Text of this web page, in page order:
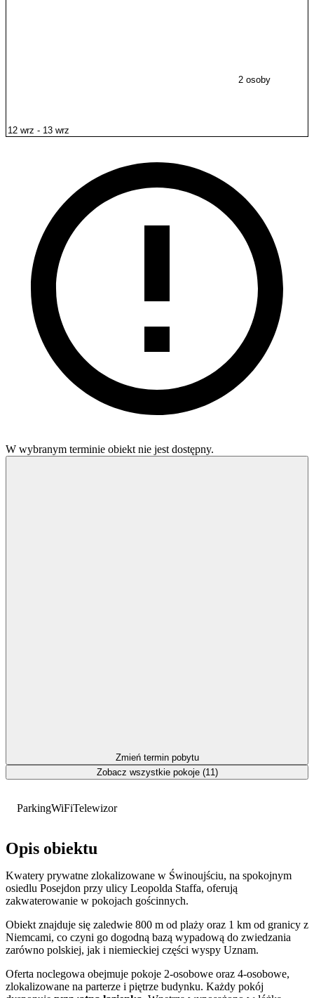
ParkingWiFiTelewizor
Opis obiektu
Kwatery prywatne zlokalizowane w Świnoujściu, na spokojnym
osiedlu Posejdon przy ulicy Leopolda Staffa, oferują
zakwaterowanie w pokojach gościnnych.
Obiekt znajduje się zaledwie 800 m od plaży oraz 1 km od granicy z
Niemcami, co czyni go dogodną bazą wypadową do zwiedzania
zarówno polskiej, jak i niemieckiej części wyspy Uznam.
Oferta noclegowa obejmuje pokoje 2-osobowe oraz 4-osobowe,
zlokalizowane na parterze i piętrze budynku. Każdy pokój
2 osoby
W wybranym terminie obiekt nie jest dostępny.
Zmień termin pobytu
Zobacz wszystkie pokoje (11)